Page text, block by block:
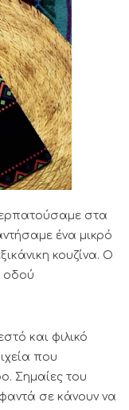
στα
ένα μικρό
κουζίνα. Ο
οδού
και φιλικό
που
Σημαίες του
σε κάνουν να